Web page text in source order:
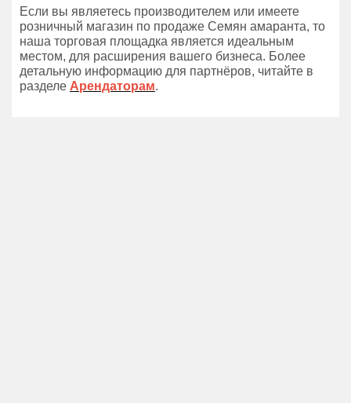
Если вы являетесь производителем или имеете
розничный магазин по продаже Семян амаранта, то
наша торговая площадка является идеальным
местом, для расширения вашего бизнеса. Более
детальную информацию для партнёров, читайте в
разделе Арендаторам.